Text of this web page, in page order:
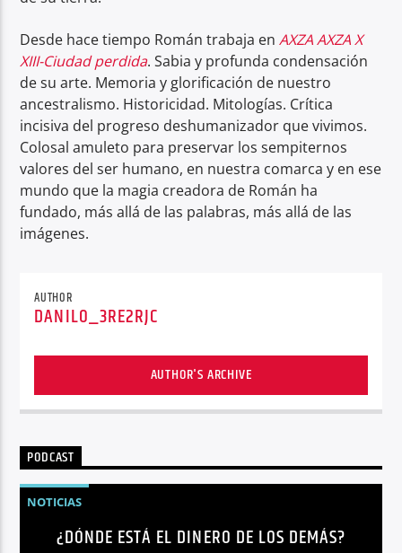
Desde hace tiempo Román trabaja enAXZA AXZA X
XIII-Ciudad perdida. Sabia y profunda condensación
de su arte. Memoria y glorificación de nuestro
ancestralismo. Historicidad. Mitologías. Crítica
incisiva del progreso deshumanizador que vivimos.
Colosal amuleto para preservar los sempiternos
valores del ser humano, en nuestra comarca y en ese
mundo que la magia creadora de Román ha
fundado, más allá de las palabras, más allá de las
imágenes.
AUTHOR
DANILO_3RE2RJC
AUTHOR'S ARCHIVE
PODCAST
NOTICIAS
¿DÓNDE ESTÁ EL DINERO DE LOS DEMÁS?